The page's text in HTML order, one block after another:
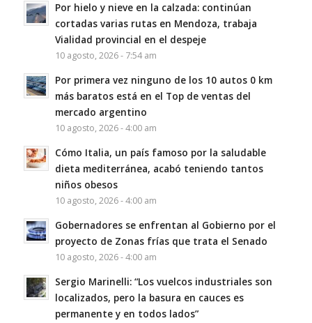
Por hielo y nieve en la calzada: continúan
cortadas varias rutas en Mendoza, trabaja
Vialidad provincial en el despeje
10 agosto, 2026 - 7:54 am
Por primera vez ninguno de los 10 autos 0 km
más baratos está en el Top de ventas del
mercado argentino
10 agosto, 2026 - 4:00 am
Cómo Italia, un país famoso por la saludable
dieta mediterránea, acabó teniendo tantos
niños obesos
10 agosto, 2026 - 4:00 am
Gobernadores se enfrentan al Gobierno por el
proyecto de Zonas frías que trata el Senado
10 agosto, 2026 - 4:00 am
Sergio Marinelli: “Los vuelcos industriales son
localizados, pero la basura en cauces es
permanente y en todos lados”